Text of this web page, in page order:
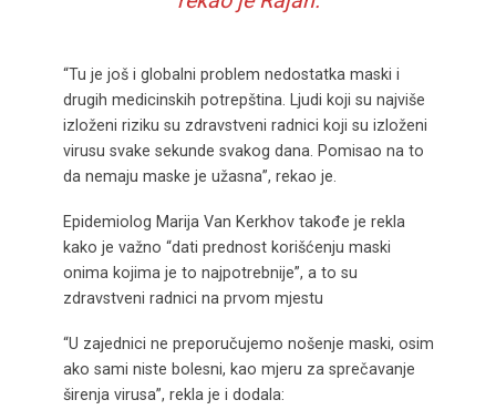
“Tu je još i globalni problem nedostatka maski i
drugih medicinskih potrepština. Ljudi koji su najviše
izloženi riziku su zdravstveni radnici koji su izloženi
virusu svake sekunde svakog dana. Pomisao na to
da nemaju maske je užasna”, rekao je.
Epidemiolog Marija Van Kerkhov takođe je rekla
kako je važno “dati prednost korišćenju maski
onima kojima je to najpotrebnije”, a to su
zdravstveni radnici na prvom mjestu
“U zajednici ne preporučujemo nošenje maski, osim
ako sami niste bolesni, kao mjeru za sprečavanje
širenja virusa”, rekla je i dodala: